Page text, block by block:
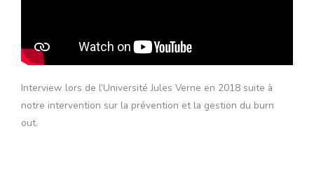
Interview lors de l’Université Jules Verne en 2018 suite à
notre intervention sur la prévention et la gestion du burn
out.